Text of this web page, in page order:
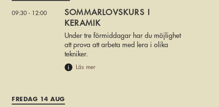
09:30 - 12:00
SOMMARLOVSKURS I
KERAMIK
Under tre förmiddagar har du möjlighet
att prova att arbeta med lera i olika
tekniker.
Läs mer
FREDAG 14 AUG